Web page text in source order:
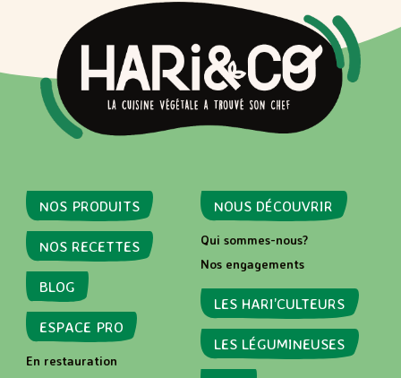
NOS PRODUITS
NOS RECETTES
BLOG
ESPACE PRO
En restauration
NOUS DÉCOUVRIR
Qui sommes-nous?
Nos engagements
LES HARI’CULTEURS
LES LÉGUMINEUSES